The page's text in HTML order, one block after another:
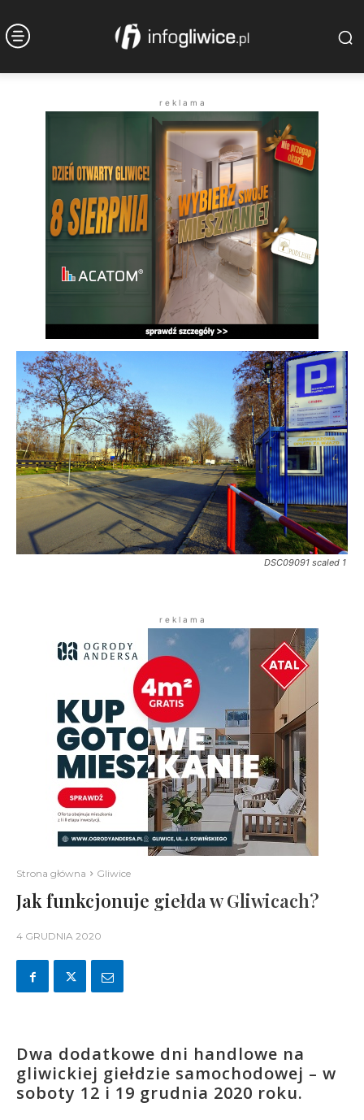
r e k l a m a
DSC09091 scaled 1
r e k l a m a
Strona główna Gliwice
Jak funkcjonuje giełda w Gliwicach?
4 GRUDNIA 2020
Dwa dodatkowe dni handlowe na
gliwickiej giełdzie samochodowej – w
soboty 12 i 19 grudnia 2020 roku.